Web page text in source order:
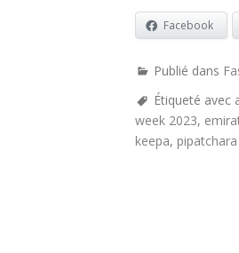
Facebook
Publié dans
Étiqueté avec
week 2023,
keepa,